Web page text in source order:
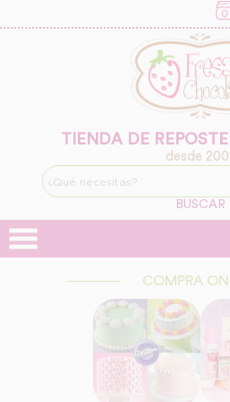
TIENDA DE
desde
BUSCAR
COMPRA
INFORMACION SOBRE LA
PROTECCIÓN DE TUS
Legitimación:
Destinatarios: